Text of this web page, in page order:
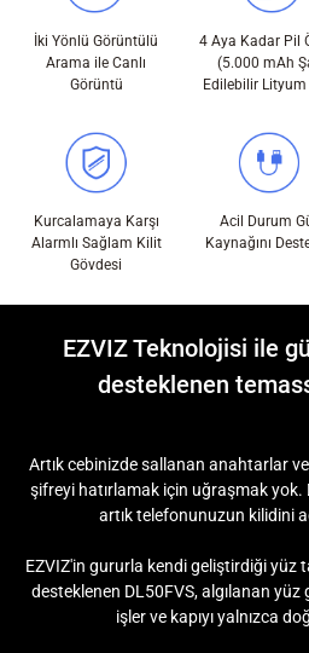
İki Yönlü Görüntülü
Arama ile Canlı
Görüntü
4 Aya Kadar Pil
(5.000 mAh
Edilebilir
Kurcalamaya Karşı
Alarmlı Sağlam Kilit
Gövdesi
Acil Durum
Kaynağını
EZVIZ Teknolojisi ile
desteklenen
Artık cebinizde sallanan anahtarlar
şifreyi hatırlamak için uğraşmak yok.
artık telefonunuzun kilidini
EZVIZ'in gururla kendi geliştirdiği yüz
desteklenen DL50FVS, algılanan yüz
işler ve kapıyı yalnızca